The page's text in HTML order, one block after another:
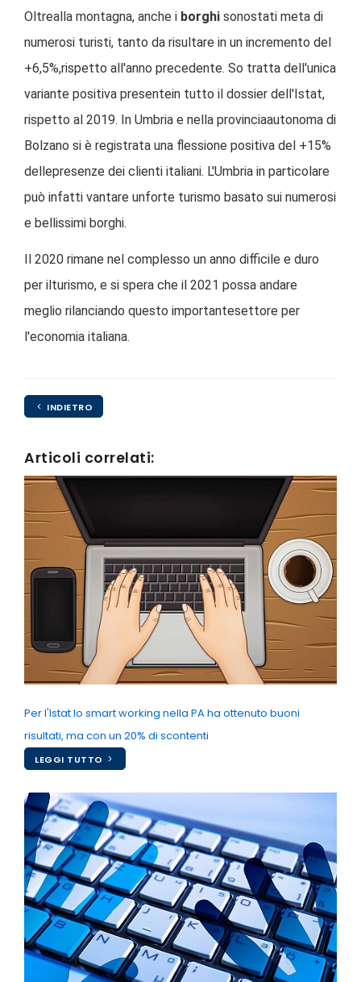
Oltrealla montagna, anche i borghi sonostati meta di
numerosi turisti, tanto da risultare in un incremento del
+6,5%,rispetto all'anno precedente. So tratta dell'unica
variante positiva presentein tutto il dossier dell'Istat,
rispetto al 2019. In Umbria e nella provinciaautonoma di
Bolzano si è registrata una flessione positiva del +15%
dellepresenze dei clienti italiani. L'Umbria in particolare
può infatti vantare unforte turismo basato sui numerosi
e bellissimi borghi.
Il 2020 rimane nel complesso un anno difficile e duro
per ilturismo, e si spera che il 2021 possa andare
meglio rilanciando questo importantesettore per
l'economia italiana.
INDIETRO
Articoli correlati:
Per l'Istat lo smart working nella PA ha ottenuto buoni
risultati, ma con un 20% di scontenti
LEGGI TUTTO